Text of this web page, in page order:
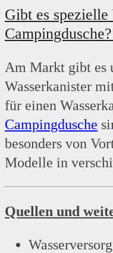
Gibt es
Campingdusche?
Am Markt gibt es
Wasserkanister
für einen
Campingdusche
besonders von
Modelle in
Quellen und